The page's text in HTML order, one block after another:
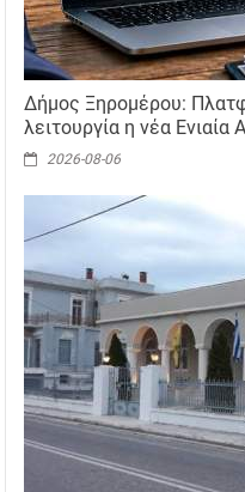
Δήμος Ξηρομέρου:
λειτουργία η νέα Ενιαία
2026-08-06